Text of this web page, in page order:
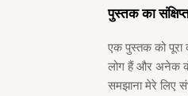
पुस्तक का
एक पुस्तक को पूरा
लोग हैं और अनेक
समझाना मेरे लिए